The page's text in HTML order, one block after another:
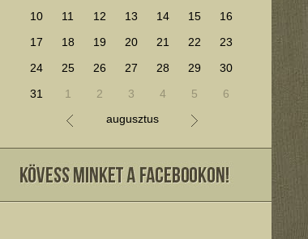
10
11 12 13 14 15
16
17
18 19 20 21 22
23
24
25 26 27 28 29
30
31
1 2 3 4 5
6
augusztus